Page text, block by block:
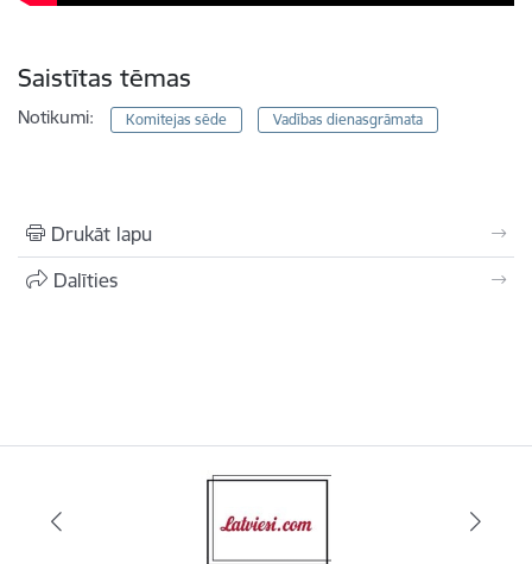
Saistītas tēmas
Notikumi: Komitejas sēde Vadības dienasgrāmata
Drukāt lapu
Dalīties